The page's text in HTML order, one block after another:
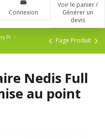
Connexion
Voir le panier /
Générer un
devis
Pi
Page Produit
Nedis Full
au point